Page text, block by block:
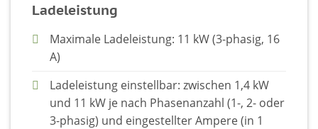
Ladeleistung
Maximale Ladeleistung: 11 kW (3-phasig, 16
A)
Ladeleistung einstellbar: zwischen 1,4 kW
und 11 kW je nach Phasenanzahl (1-, 2- oder
3-phasig) und eingestellter Ampere (in 1